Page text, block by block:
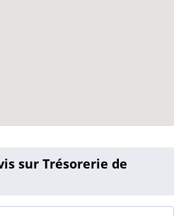
sur Trésorerie de